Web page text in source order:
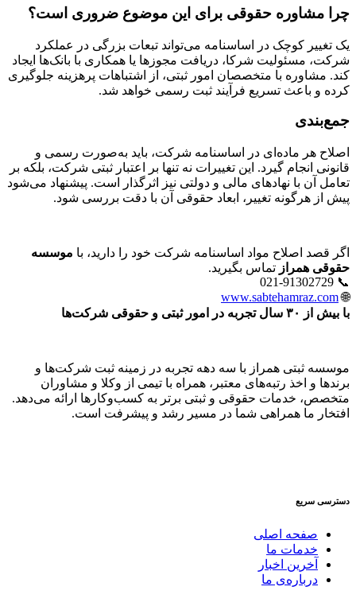
چرا مشاوره حقوقی برای این موضوع ضروری است؟
یک تغییر کوچک در اساسنامه می‌تواند تبعات بزرگی در عملکرد
شرکت، مسئولیت شرکا، دریافت مجوزها یا همکاری با بانک‌ها ایجاد
کند. مشاوره با متخصصان امور ثبتی، از اشتباهات پرهزینه جلوگیری
کرده و باعث تسریع فرآیند ثبت رسمی خواهد شد.
جمع‌بندی
اصلاح هر ماده‌ای در اساسنامه شرکت، باید به‌صورت رسمی و
قانونی انجام گیرد. این تغییرات نه تنها بر اعتبار ثبتی شرکت، بلکه بر
تعامل آن با نهادهای مالی و دولتی نیز اثرگذار است. پیشنهاد می‌شود
پیش از هرگونه تغییر، ابعاد حقوقی آن با دقت بررسی شود.
اگر قصد اصلاح مواد اساسنامه شرکت خود را دارید، با موسسه
حقوقی همراز تماس بگیرید.
📞 021-91302729
🌐
www.sabtehamraz.com
با بیش از ۳۰ سال تجربه در امور ثبتی و حقوقی شرکت‌ها
موسسه ثبتی همراز با سه دهه تجربه در زمینه ثبت شرکت‌ها و
برندها و اخذ رتبه‌های معتبر، همراه با تیمی از وکلا و مشاوران
متخصص، خدمات حقوقی و ثبتی برتر به کسب‌وکارها ارائه می‌دهد.
افتخار ما همراهی شما در مسیر رشد و پیشرفت است.
دسترسی سریع
صفحه اصلی
خدمات ما
آخرین اخبار
درباره‌ی ما